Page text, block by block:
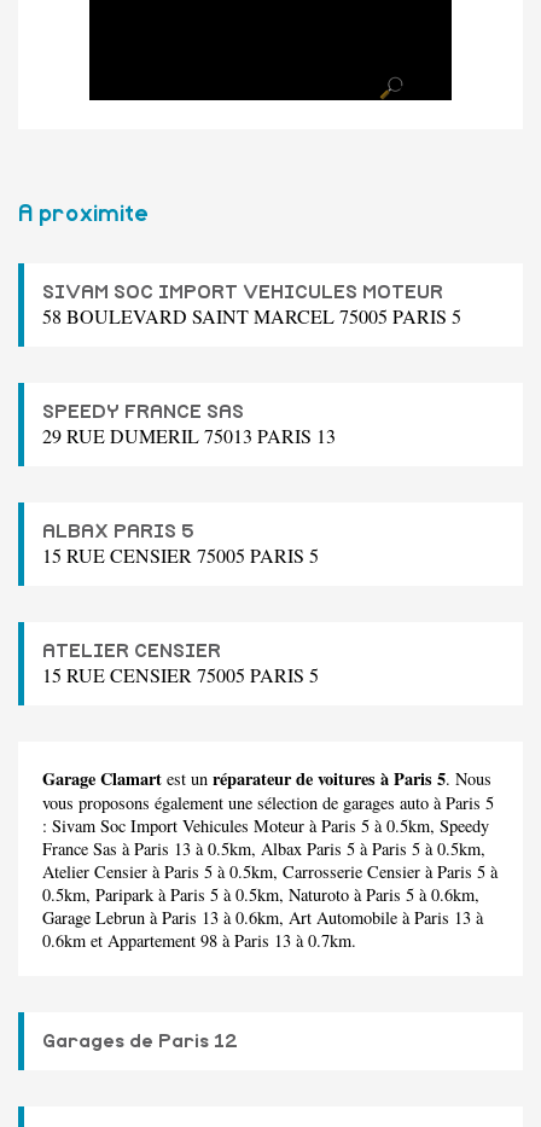
A proximite
SIVAM SOC IMPORT VEHICULES MOTEUR
58 BOULEVARD SAINT MARCEL 75005 PARIS 5
SPEEDY FRANCE SAS
29 RUE DUMERIL 75013 PARIS 13
ALBAX PARIS 5
15 RUE CENSIER 75005 PARIS 5
ATELIER CENSIER
15 RUE CENSIER 75005 PARIS 5
Garage Clamart est un réparateur de voitures à Paris 5. Nous
vous proposons également une sélection de garages auto à Paris 5
: Sivam Soc Import Vehicules Moteur à Paris 5 à 0.5km, Speedy
France Sas à Paris 13 à 0.5km, Albax Paris 5 à Paris 5 à 0.5km,
Atelier Censier à Paris 5 à 0.5km, Carrosserie Censier à Paris 5 à
0.5km, Paripark à Paris 5 à 0.5km, Naturoto à Paris 5 à 0.6km,
Garage Lebrun à Paris 13 à 0.6km, Art Automobile à Paris 13 à
0.6km et Appartement 98 à Paris 13 à 0.7km.
Garages de Paris 12